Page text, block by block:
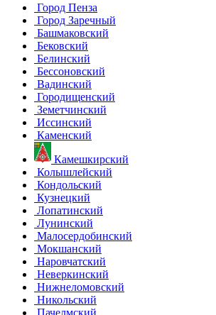
Город Пенза
Город Заречный
Башмаковский
Бековский
Белинский
Бессоновский
Вадинский
Городищенский
Земетчинский
Иссинский
Каменский
Камешкирский
Колышлейский
Кондольский
Кузнецкий
Лопатинский
Лунинский
Малосердобинский
Мокшанский
Наровчатский
Неверкинский
Нижнеломовский
Никольский
Пачелмский